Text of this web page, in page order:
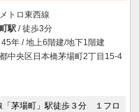
トロ東西線
駅 / 徒歩3分
年 / 地上6階建/地下1階建
中央区日本橋茅場町2丁目15-4
「茅場町」駅徒歩３分 １フロ